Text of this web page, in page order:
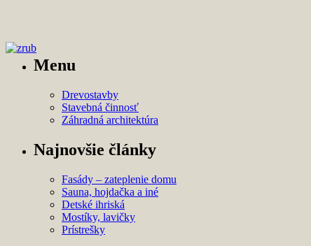
Menu
Drevostavby
Stavebná činnosť
Záhradná architektúra
Najnovšie články
Fasády – zateplenie domu
Sauna, hojdačka a iné
Detské ihriská
Mostíky, lavičky
Prístrešky